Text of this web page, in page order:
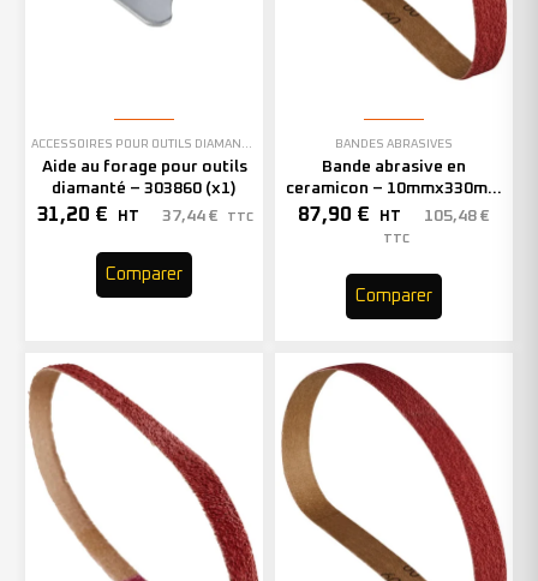
ACCESSOIRES POUR OUTILS DIAMANTÉS
Aide au forage pour outils
diamanté – 303860 (x1)
31,20 € HT 37,44 € TTC
Comparer
BANDES ABRASIVES
Bande abrasive en
ceramicon – 10mmx330mm
– Grain 40 – 333001 (x50)
87,90 € HT 105,48 €
TTC
Comparer